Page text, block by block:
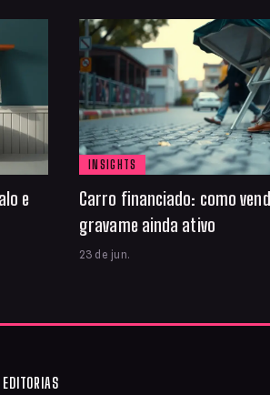
e
INSIGHTS
Carro financiado: como
gravame ainda ativo
23 de jun.
EDITORIAS